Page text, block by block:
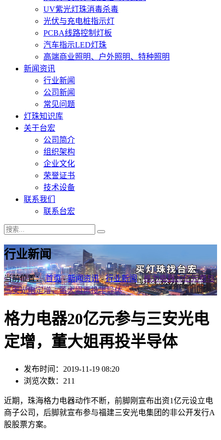
UV紫光灯珠消毒杀毒
光伏与充电桩指示灯
PCBA线路控制灯板
汽车指示LED灯珠
高端商业照明、户外照明、特种照明
新闻资讯
行业新闻
公司新闻
常见问题
灯珠知识库
关于台宏
公司简介
组织架构
企业文化
荣誉证书
技术设备
联系我们
联系台宏
行业新闻
当前位置：首页-新闻资讯-行业新闻-格力电器20亿元参与
三安光电定增，董大姐再投半导体
格力电器20亿元参与三安光电
定增，董大姐再投半导体
发布时间：2019-11-19 08:20
浏览次数：211
近期，珠海格力电器动作不断，前脚刚宣布出资1亿元设立电
商子公司，后脚就宣布参与福建三安光电集团的非公开发行A
股股票方案。